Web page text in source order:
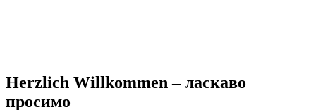
Herzlich Willkommen – ласкаво
просимо